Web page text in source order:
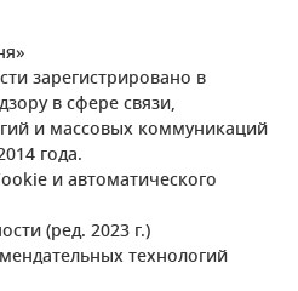
зарегистрировано в
в сфере связи,
и массовых коммуникаций
года.
и автоматического
(ред. 2023 г.)
технологий